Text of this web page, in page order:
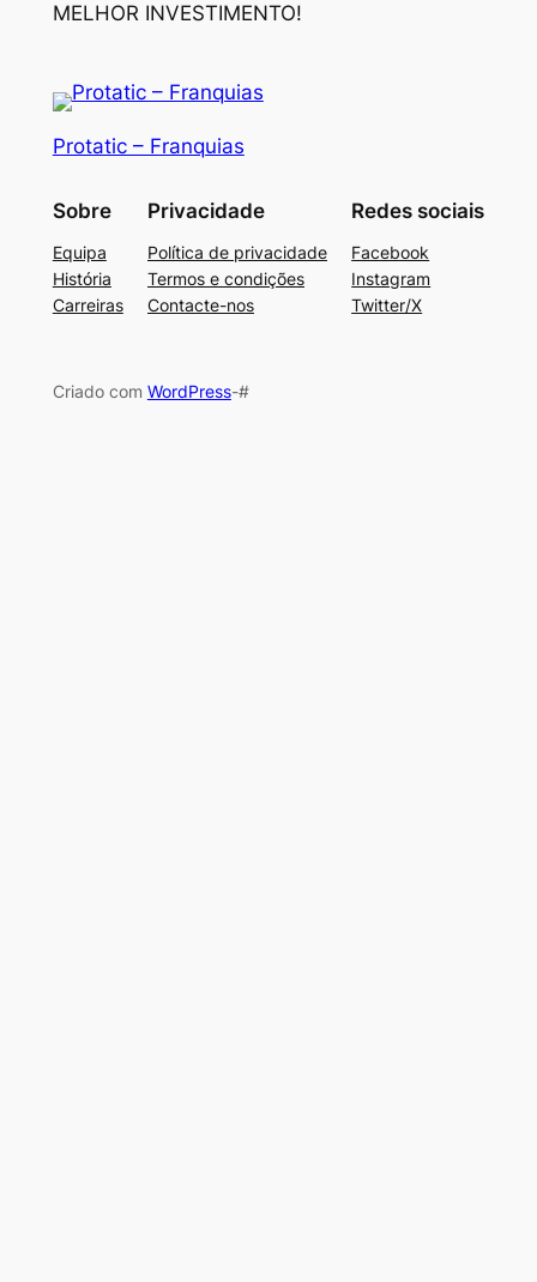
MELHOR INVESTIMENTO!
Protatic – Franquias
Sobre
Equipa
História
Carreiras
Privacidade
Política de privacidade
Termos e condições
Contacte-nos
Redes sociais
Facebook
Instagram
Twitter/X
Criado com WordPress-#